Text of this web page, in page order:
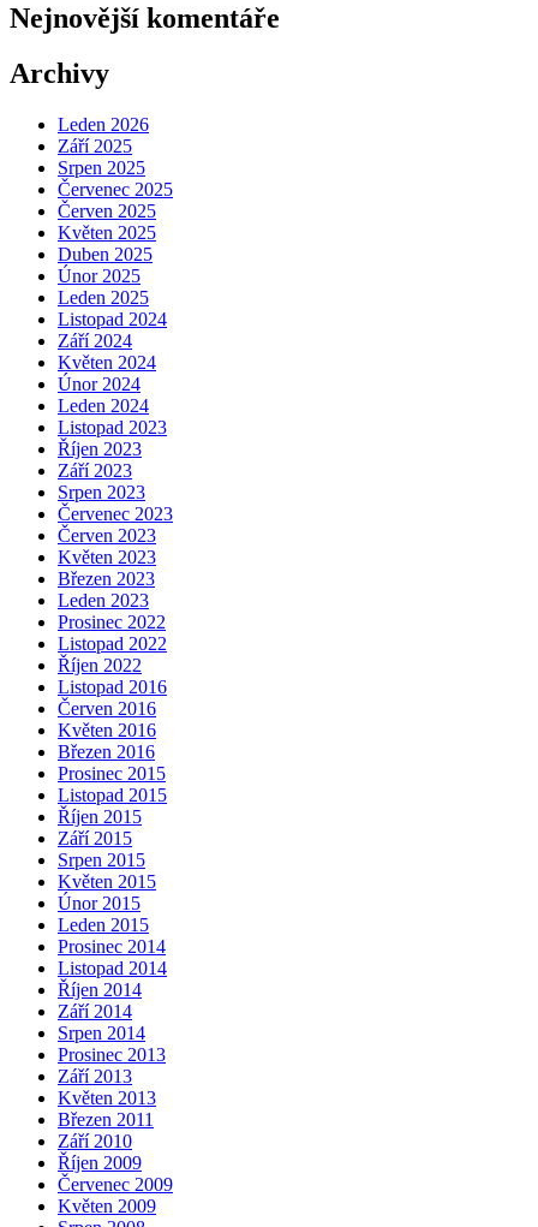
Nejnovější komentáře
Archivy
Leden 2026
Září 2025
Srpen 2025
Červenec 2025
Červen 2025
Květen 2025
Duben 2025
Únor 2025
Leden 2025
Listopad 2024
Září 2024
Květen 2024
Únor 2024
Leden 2024
Listopad 2023
Říjen 2023
Září 2023
Srpen 2023
Červenec 2023
Červen 2023
Květen 2023
Březen 2023
Leden 2023
Prosinec 2022
Listopad 2022
Říjen 2022
Listopad 2016
Červen 2016
Květen 2016
Březen 2016
Prosinec 2015
Listopad 2015
Říjen 2015
Září 2015
Srpen 2015
Květen 2015
Únor 2015
Leden 2015
Prosinec 2014
Listopad 2014
Říjen 2014
Září 2014
Srpen 2014
Prosinec 2013
Září 2013
Květen 2013
Březen 2011
Září 2010
Říjen 2009
Červenec 2009
Květen 2009